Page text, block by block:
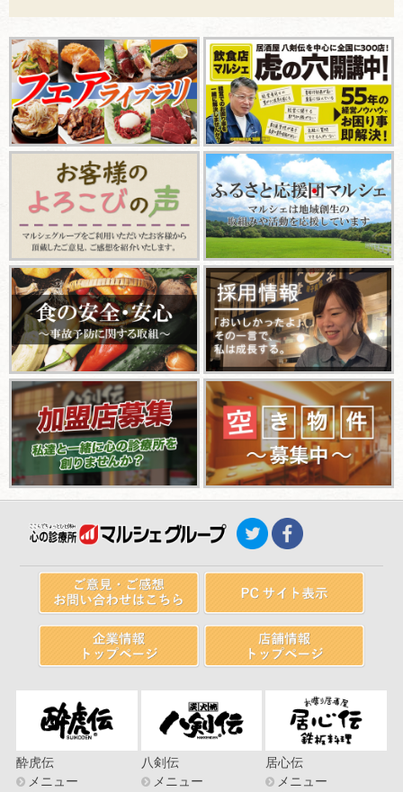
酔虎伝
メニュー
八剣伝
メニュー
居心伝
メニュー